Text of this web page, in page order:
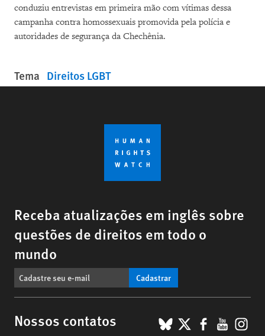
conduziu entrevistas em primeira mão com vítimas dessa
campanha contra homossexuais promovida pela polícia e
autoridades de segurança da Chechênia.
Tema Direitos LGBT
Receba atualizações em inglês sobre
questões de direitos em todo o
mundo
Cadastrar
Nossos contatos BlueSky
X